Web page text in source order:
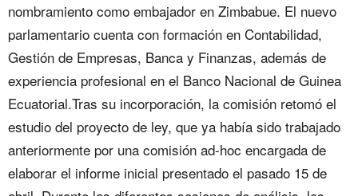
nombramiento como embajador en Zimbabue. El nuevo
parlamentario cuenta con formación en Contabilidad,
Gestión de Empresas, Banca y Finanzas, además de
experiencia profesional en el Banco Nacional de Guinea
Ecuatorial.Tras su incorporación, la comisión retomó el
estudio del proyecto de ley, que ya había sido trabajado
anteriormente por una comisión ad-hoc encargada de
elaborar el informe inicial presentado el pasado 15 de